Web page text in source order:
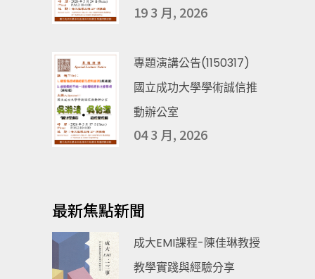
19 3 月, 2026
專題演講公告(1150317)
國立成功大學學術誠信推
動辦公室
04 3 月, 2026
最新焦點新聞
成大EMI課程-陳佳琳教授
教學實踐與經驗分享